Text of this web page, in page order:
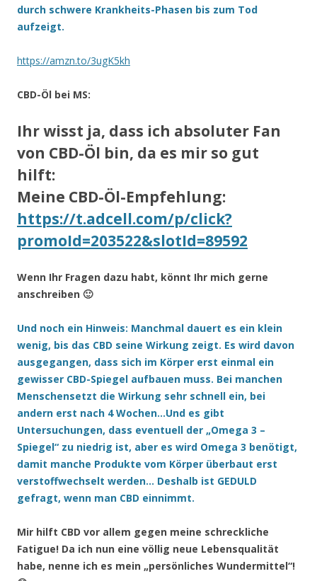
durch schwere Krankheits-Phasen bis zum Tod
aufzeigt.
https://amzn.to/3ugK5kh
CBD-Öl bei MS:
Ihr wisst ja, dass ich absoluter Fan
von CBD-Öl bin, da es mir so gut
hilft:
Meine CBD-Öl-Empfehlung:
https://t.adcell.com/p/click?
promoId=203522&slotId=89592
Wenn Ihr Fragen dazu habt, könnt Ihr mich gerne
anschreiben 🙂
Und noch ein Hinweis: Manchmal dauert es ein klein
wenig, bis das CBD seine Wirkung zeigt. Es wird davon
ausgegangen, dass sich im Körper erst einmal ein
gewisser CBD-Spiegel aufbauen muss. Bei manchen
Menschensetzt die Wirkung sehr schnell ein, bei
andern erst nach 4 Wochen…Und es gibt
Untersuchungen, dass eventuell der „Omega 3 –
Spiegel“ zu niedrig ist, aber es wird Omega 3 benötigt,
damit manche Produkte vom Körper überbaut erst
verstoffwechselt werden… Deshalb ist GEDULD
gefragt, wenn man CBD einnimmt.
Mir hilft CBD vor allem gegen meine schreckliche
Fatigue! Da ich nun eine völlig neue Lebensqualität
habe, nenne ich es mein „persönliches Wundermittel“!